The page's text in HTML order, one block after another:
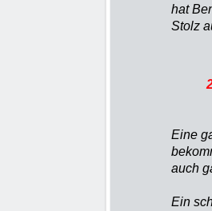
hat
Stolz
Eine
auch
Ein